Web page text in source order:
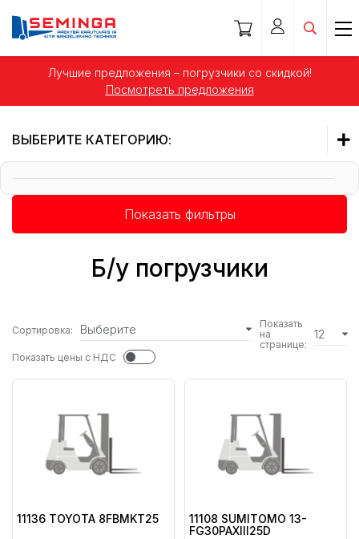
Лучшие предложения – погрузчики со скидкой!
Посмотреть предложения
ВЫБЕРИТЕ КАТЕГОРИЮ:
Показать фильтры
Б/у погрузчики
Сортировка: Выберите
Показать
на
странице:
12
Показать цены с НДС
11136 TOYOTA 8FBMKT25
11108 SUMITOMO 13-
FG30PAXIII25D